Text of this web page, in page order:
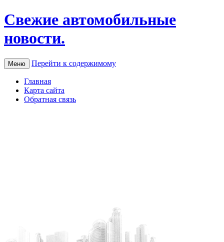
Свежие автомобильные
новости.
Меню Перейти к содержимому
Главная
Карта сайта
Обратная связь